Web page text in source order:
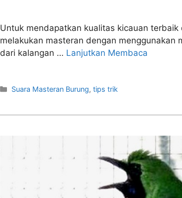
Untuk mendapatkan kualitas kicauan
melakukan masteran dengan menggunakan
dari kalangan … Lanjutkan Membaca
Categories
Suara Masteran Burung,tips trik